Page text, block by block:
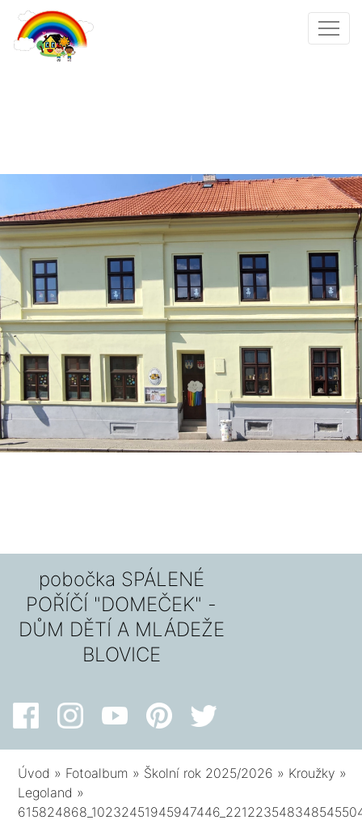
pobočka SPÁLENÉ
POŘÍČÍ "DOMEČEK" -
DŮM DĚTÍ A MLÁDEŽE
BLOVICE
Úvod » Fotoalbum » Školní rok 2025/2026 » Kroužky »
Legoland »